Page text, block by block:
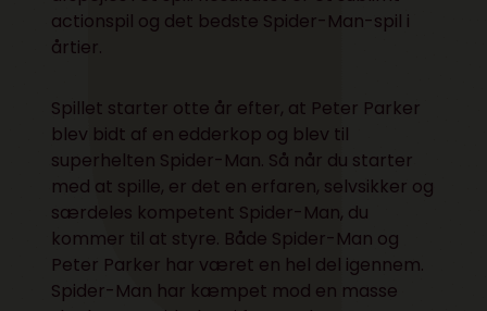
actionspil og det bedste Spider-Man-spil i
årtier.
Spillet starter otte år efter, at Peter Parker
blev bidt af en edderkop og blev til
superhelten Spider-Man. Så når du starter
med at spille, er det en erfaren, selvsikker og
særdeles kompetent Spider-Man, du
kommer til at styre. Både Spider-Man og
Peter Parker har været en hel del igennem.
Spider-Man har kæmpet mod en masse